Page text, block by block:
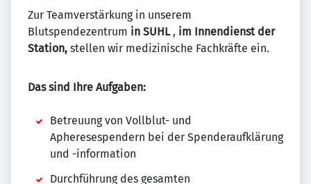
Zur Teamverstärkung in unserem
Blutspendezentrum in SUHL, im Innendienst der
Station, stellen wir medizinische Fachkräfte ein.
Das sind Ihre Aufgaben:
Betreuung von Vollblut- und
Apheresespendern bei der Spenderaufklärung
und -information
Durchführung des gesamten